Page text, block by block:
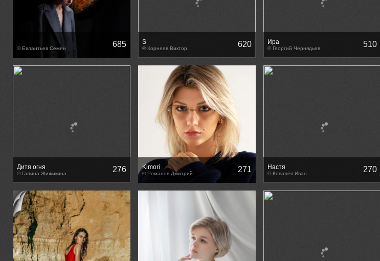
© Евлантьев Семен 685 S
© Корнеев Виктор 620 Ира
© Георгий Чернядьев 510
Дитя огня
© Галина Жижикина 276 Kimori
© Романов Дмитрий 271 Настя
© Ковалёв Иван 270